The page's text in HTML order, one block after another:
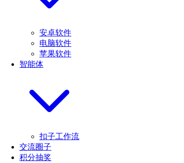
安卓软件
电脑软件
苹果软件
智能体
扣子工作流
交流圈子
积分抽奖